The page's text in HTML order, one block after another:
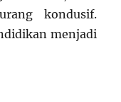
kondusif.
menjadi